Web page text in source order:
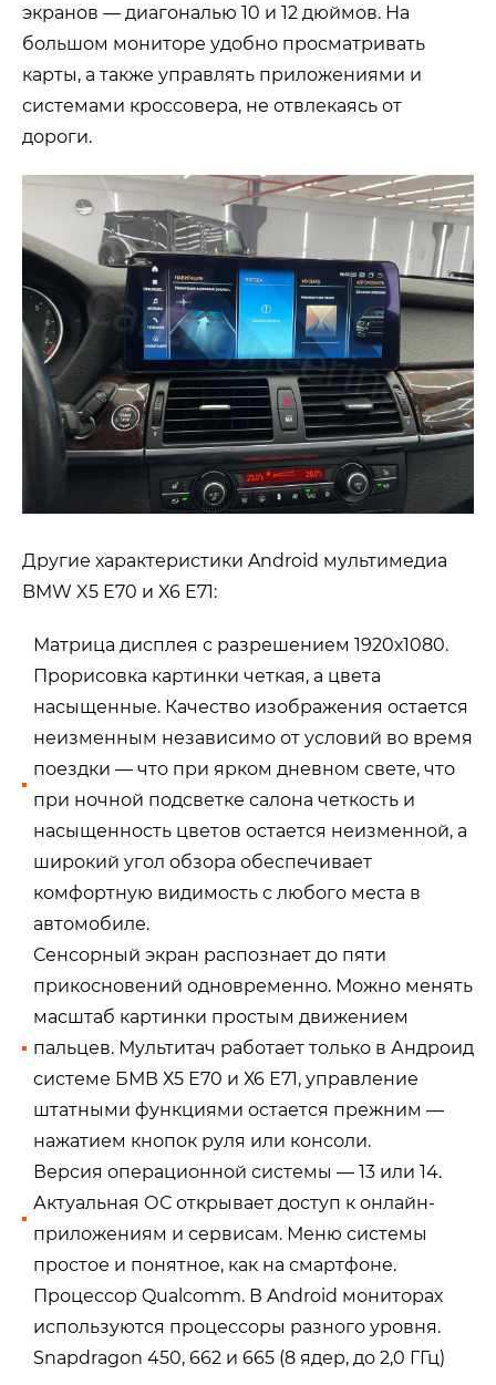
экранов — диагональю 10 и 12 дюймов. На
большом мониторе удобно просматривать
карты, а также управлять приложениями и
системами кроссовера, не отвлекаясь от
дороги.
Другие характеристики Android мультимедиа
BMW X5 E70 и X6 E71:
Матрица дисплея с разрешением 1920х1080.
Прорисовка картинки четкая, а цвета
насыщенные. Качество изображения остается
неизменным независимо от условий во время
поездки — что при ярком дневном свете, что
при ночной подсветке салона четкость и
насыщенность цветов остается неизменной, а
широкий угол обзора обеспечивает
комфортную видимость с любого места в
автомобиле.
Сенсорный экран распознает до пяти
прикосновений одновременно. Можно менять
масштаб картинки простым движением
пальцев. Мультитач работает только в Андроид
системе БМВ Х5 Е70 и Х6 Е71, управление
штатными функциями остается прежним —
нажатием кнопок руля или консоли.
Версия операционной системы — 13 или 14.
Актуальная ОС открывает доступ к онлайн-
приложениям и сервисам. Меню системы
простое и понятное, как на смартфоне.
Процессор Qualcomm. В Android мониторах
используются процессоры разного уровня.
Snapdragon 450, 662 и 665 (8 ядер, до 2,0 ГГц)